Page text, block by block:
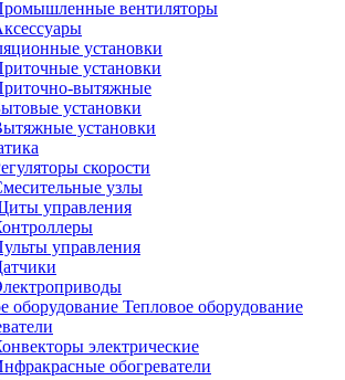
вентиляторы
установки
установки
вытяжные
установки
установки
скорости
узлы
управления
управления
Тепловое оборудование
электрические
обогреватели